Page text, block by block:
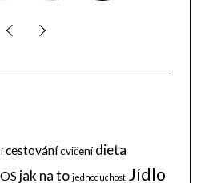
cestovánícvičení dieta
jak na to jednoduchost Jídlo